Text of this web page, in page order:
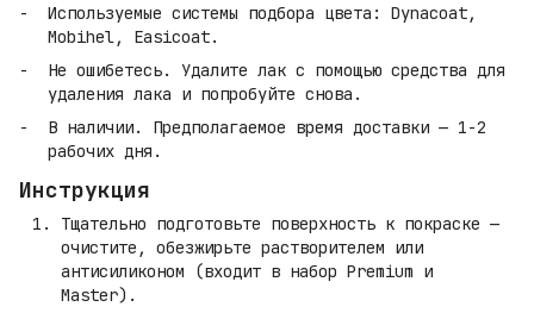
Используемые системы подбора цвета: Dynacoat,
Mobihel, Easicoat.
Не ошибетесь. Удалите лак с помощью средства для
удаления лака и попробуйте снова.
В наличии. Предполагаемое время доставки — 1-2
рабочих дня.
Инструкция
Тщательно подготовьте поверхность к покраске —
очистите, обезжирьте растворителем или
антисиликоном (входит в набор Premium и
Master).